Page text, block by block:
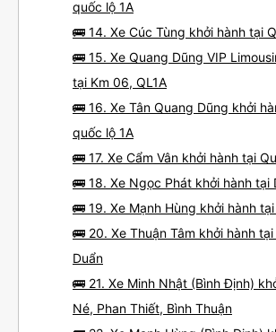
quốc lộ 1A
🚌 14. Xe Cúc Tùng khởi hành tại
🚌 15. Xe Quang Dũng VIP
tại Km 06, QL1A
🚌 16. Xe Tân Quang Dũng khởi
quốc lộ 1A
🚌 17. Xe Cẩm Vân khởi hành tại
🚌 18. Xe Ngọc Phát khởi hành tại
🚌 19. Xe Mạnh Hùng khởi hành
🚌 20. Xe Thuận Tâm khởi hành
Duẩn
🚌 21. Xe Minh Nhật (Bình Định)
Né, Phan Thiết, Bình Thuận